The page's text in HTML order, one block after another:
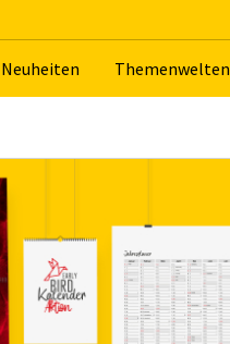
Neu­hei­ten The­men­wel­ten